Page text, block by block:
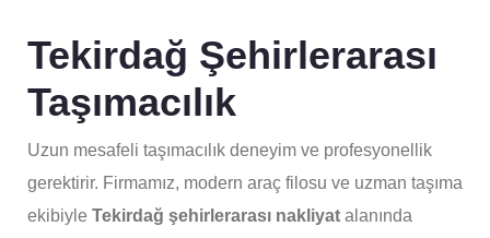
Tekirdağ Şehirlerarası
Taşımacılık
Uzun mesafeli taşımacılık deneyim ve profesyonellik
gerektirir. Firmamız, modern araç filosu ve uzman taşıma
ekibiyle Tekirdağ şehirlerarası nakliyat alanında